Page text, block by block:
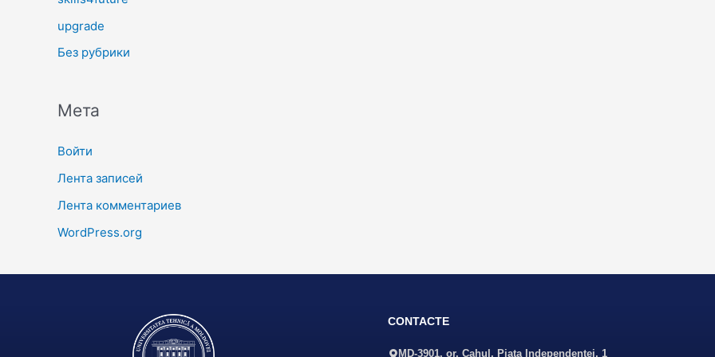
upgrade
Без рубрики
Мета
Войти
Лента записей
Лента комментариев
WordPress.org
CONTACTE
MD-3901, or. Cahul, Piaţa Independenţei, 1